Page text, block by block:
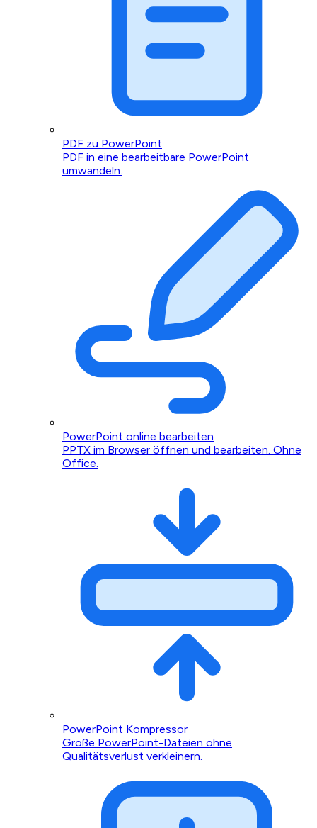
PDF zu PowerPoint
PDF in eine bearbeitbare PowerPoint
umwandeln.
PowerPoint online bearbeiten
PPTX im Browser öffnen und bearbeiten. Ohne
Office.
PowerPoint Kompressor
Große PowerPoint-Dateien ohne
Qualitätsverlust verkleinern.